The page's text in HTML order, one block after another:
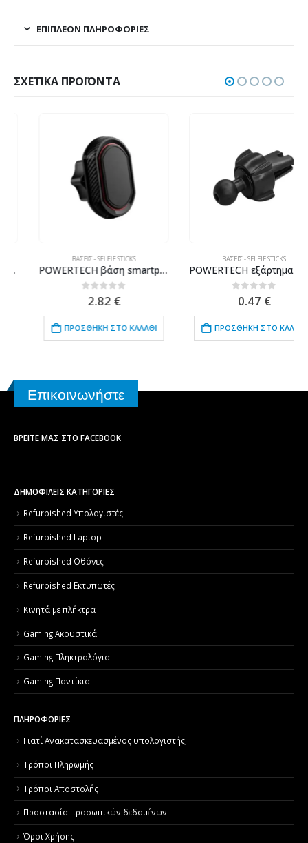
ΕΠΙΠΛΈΟΝ ΠΛΗΡΟΦΟΡΊΕΣ
ΣΧΕΤΙΚΆ ΠΡΟΪΌΝΤΑ
ΒΆΣΕΙΣ - SELFIE STICKS
POWERTECH βάση smartphone αυτοκινήτου χωρίς mount CAR-0013, μαγνητική
out of 5
2.82€
ΠΡΟΣΘΉΚΗ ΣΤΟ ΚΑΛΆΘΙ
ΒΆΣΕΙΣ - SELFIE STICKS
POWERTECH εξάρτημα βάσης κινητού τοποθέτησης σε αεραγωγό CAR-0009, μαύρο
out of 5
0.47€
ΠΡΟΣΘΉΚΗ ΣΤΟ ΚΑΛΆΘΙ
Επικοινωνήστε
ΒΡΕΊΤΕ ΜΑΣ ΣΤΟ FACEBOOK
ΔΗΜΟΦΙΛΕΙΣ ΚΑΤΗΓΟΡΙΕΣ
Refurbished Υπολογιστές
Refurbished Laptop
Refurbished Οθόνες
Refurbished Εκτυπωτές
Κινητά με πλήκτρα
Gaming Ακουστικά
Gaming Πληκτρολόγια
Gaming Ποντίκια
ΠΛΗΡΟΦΟΡΙΕΣ
Γιατί Aνακατασκευασμένος υπολογιστής;
Τρόποι Πληρωμής
Τρόποι Αποστολής
Προστασία προσωπικών δεδομένων
Όροι Χρήσης